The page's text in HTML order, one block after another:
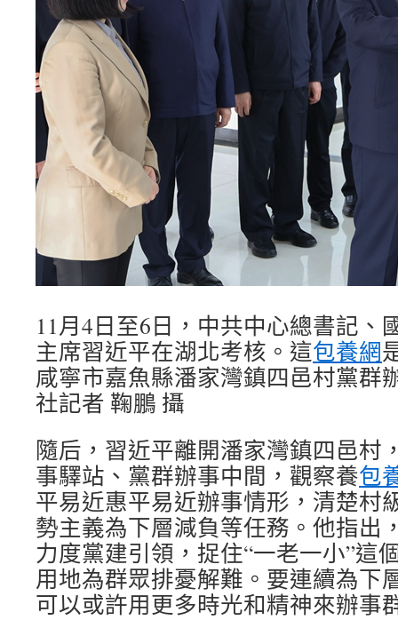
11月4日至6日，中共中心總書記、
主席習近平在湖北考核。這包養網
咸寧市嘉魚縣潘家灣鎮四邑村黨群
社記者 鞠鵬 攝
隨后，習近平離開潘家灣鎮四邑村
事驛站、黨群辦事中間，觀察養包
平易近惠平易近辦事情形，清楚村
勢主義為下層減負等任務。他指出
力度黨建引領，捉住“一老一小”這
用地為群眾排憂解難。要連續為下
可以或許用更多時光和精神來辦事